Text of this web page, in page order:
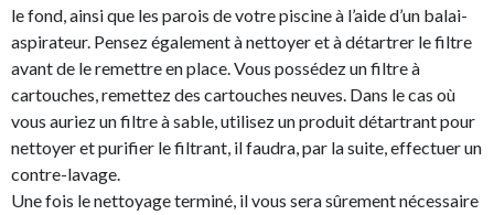
le fond, ainsi que les parois de votre piscine à l’aide d’un balai-
aspirateur. Pensez également à nettoyer et à détartrer le filtre
avant de le remettre en place. Vous possédez un filtre à
cartouches, remettez des cartouches neuves. Dans le cas où
vous auriez un filtre à sable, utilisez un produit détartrant pour
nettoyer et purifier le filtrant, il faudra, par la suite, effectuer un
contre-lavage.
Une fois le nettoyage terminé, il vous sera sûrement nécessaire